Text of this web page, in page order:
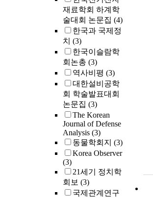
재료학회 하계학
술대회 논문집 (4)
한국과 국제정
치 (3)
한국이슬람학
회논총 (3)
역사비평 (3)
대한설비공학
회 학술발표대회
논문집 (3)
The Korean
Journal of Defense
Analysis (3)
동물학회지 (3)
Korea Observer
(3)
21세기 정치학
회보 (3)
국제관계연구